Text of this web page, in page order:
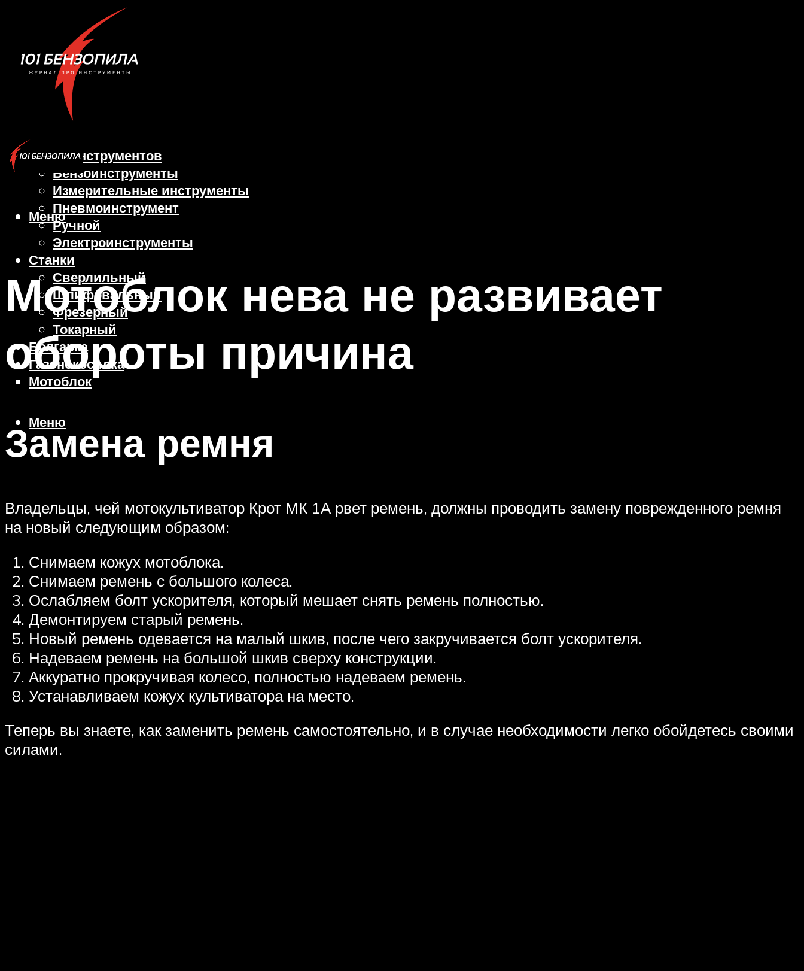
Виды инструментов
Бензоинструменты
Измерительные инструменты
Пневмоинструмент
Ручной
Электроинструменты
Станки
Сверлильный
Шлифовальный
Фрезерный
Токарный
Болгарка
Газонокосилка
Мотоблок
Меню
Меню
Мотоблок нева не развивает
обороты причина
Замена ремня
Владельцы, чей мотокультиватор Крот МК 1А рвет ремень, должны проводить замену поврежденного ремня
на новый следующим образом:
Снимаем кожух мотоблока.
Снимаем ремень с большого колеса.
Ослабляем болт ускорителя, который мешает снять ремень полностью.
Демонтируем старый ремень.
Новый ремень одевается на малый шкив, после чего закручивается болт ускорителя.
Надеваем ремень на большой шкив сверху конструкции.
Аккуратно прокручивая колесо, полностью надеваем ремень.
Устанавливаем кожух культиватора на место.
Теперь вы знаете, как заменить ремень самостоятельно, и в случае необходимости легко обойдетесь своими
силами.